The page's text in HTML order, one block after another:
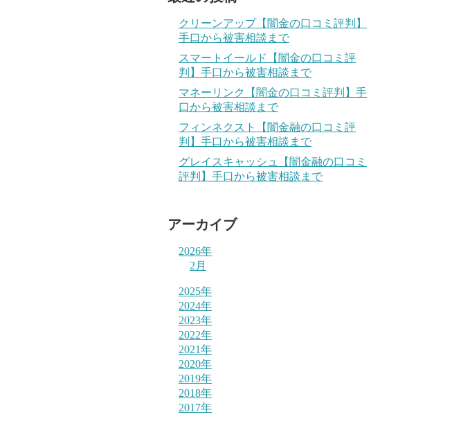
クリーンアップ【闇金の口コミ評判】
手口から被害相談まで
スマートイールド【闇金の口コミ評
判】手口から被害相談まで
マネーリンク【闇金の口コミ評判】手
口から被害相談まで
フィンネクスト【闇金融の口コミ評
判】手口から被害相談まで
グレイスキャッシュ【闇金融の口コミ
評判】手口から被害相談まで
アーカイブ
2026年
2月
2025年
2024年
2023年
2022年
2021年
2020年
2019年
2018年
2017年